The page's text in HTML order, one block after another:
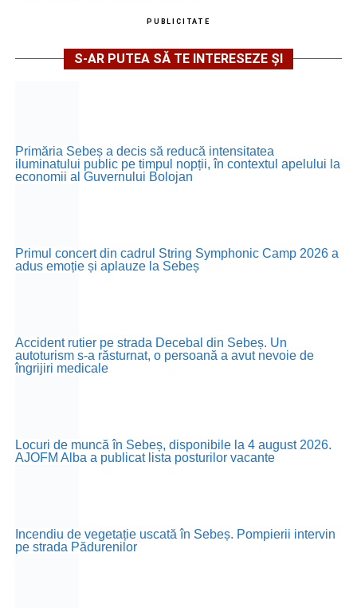
PUBLICITATE
S-AR PUTEA SĂ TE INTERESEZE ȘI
Primăria Sebeș a decis să reducă intensitatea
iluminatului public pe timpul nopții, în contextul apelului la
economii al Guvernului Bolojan
Primul concert din cadrul String Symphonic Camp 2026 a
adus emoție și aplauze la Sebeș
Accident rutier pe strada Decebal din Sebeș. Un
autoturism s-a răsturnat, o persoană a avut nevoie de
îngrijiri medicale
Locuri de muncă în Sebeș, disponibile la 4 august 2026.
AJOFM Alba a publicat lista posturilor vacante
Incendiu de vegetație uscată în Sebeș. Pompierii intervin
pe strada Pădurenilor